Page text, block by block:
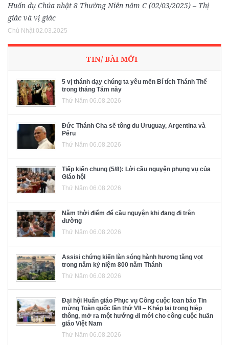
Huấn dụ Chúa nhật 8 Thường Niên năm C (02/03/2025) – Thị
giác và vị giác
Chủ Nhật 02.03.2025
TIN/ BÀI MỚI
5 vị thánh dạy chúng ta yêu mến Bí tích Thánh Thể
trong tháng Tám này
Thứ Năm 06.08.2026
Đức Thánh Cha sẽ tông du Uruguay, Argentina và
Pêru
Thứ Năm 06.08.2026
Tiếp kiến chung (5/8): Lời cầu nguyện phụng vụ của
Giáo hội
Thứ Năm 06.08.2026
Năm thời điểm để cầu nguyện khi đang đi trên
đường
Thứ Năm 06.08.2026
Assisi chứng kiến làn sóng hành hương tăng vọt
trong năm kỷ niệm 800 năm Thánh
Thứ Năm 06.08.2026
Đại hội Huấn giáo Phục vụ Công cuộc loan báo Tin
mừng Toàn quốc lần thứ VII – Khép lại trong hiệp
thông, mở ra một hướng đi mới cho công cuộc huấn
giáo Việt Nam
Thứ Năm 06.08.2026